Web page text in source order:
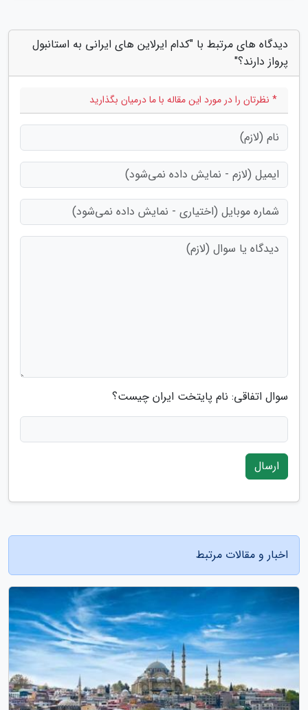
دیدگاه های مرتبط با "کدام ایرلاین های ایرانی به استانبول
پرواز دارند؟"
* نظرتان را در مورد این مقاله با ما درمیان بگذارید
سوال اتفاقی: نام پایتخت ایران چیست؟
ارسال
اخبار و مقالات مرتبط